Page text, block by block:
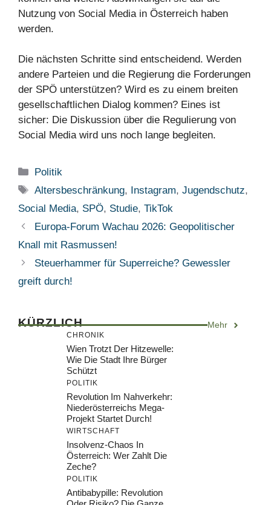
Nutzung von Social Media in Österreich haben
werden.
Die nächsten Schritte sind entscheidend. Werden
andere Parteien und die Regierung die Forderungen
der SPÖ unterstützen? Wird es zu einem breiten
gesellschaftlichen Dialog kommen? Eines ist
sicher: Die Diskussion über die Regulierung von
Social Media wird uns noch lange begleiten.
Kategorien
Politik
Schlagwörter
Altersbeschränkung, Instagram,Jugendschutz,
Social Media, SPÖ, Studie, TikTok
Europa-Forum Wachau 2026: Geopolitischer
Knall mit Rasmussen!
Steuerhammer für Superreiche? Gewessler
greift durch!
KÜRZLICH Mehr
CHRONIK
Wien Trotzt Der Hitzewelle:
Wie Die Stadt Ihre Bürger
Schützt
POLITIK
Revolution Im Nahverkehr:
Niederösterreichs Mega-
Projekt Startet Durch!
WIRTSCHAFT
Insolvenz-Chaos In
Österreich: Wer Zahlt Die
Zeche?
POLITIK
Antibabypille: Revolution